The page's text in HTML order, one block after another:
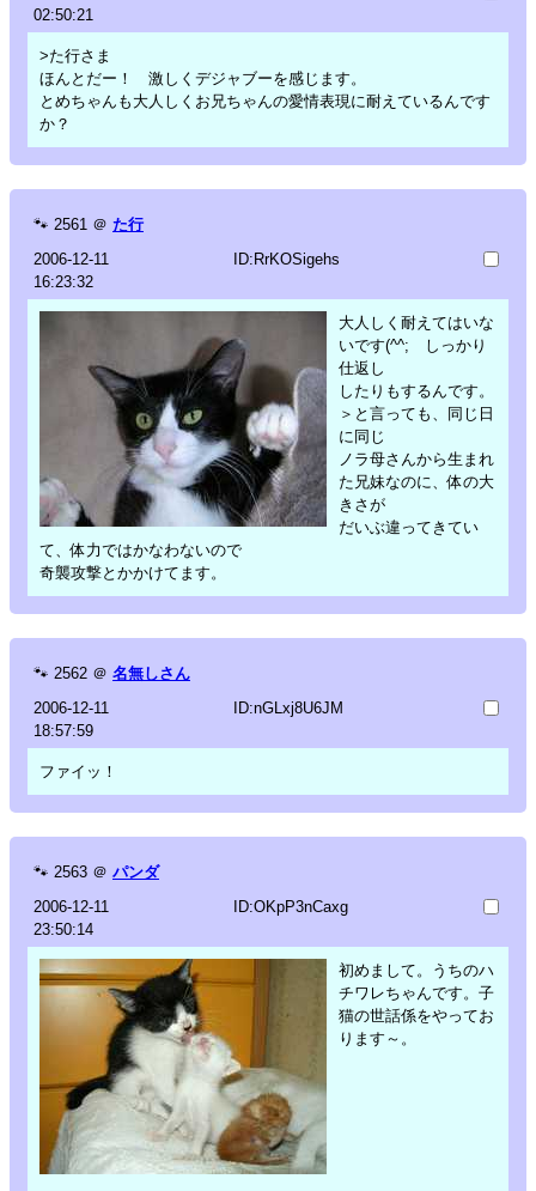
02:50:21
>た行さま
ほんとだー！ 激しくデジャブーを感じます。
とめちゃんも大人しくお兄ちゃんの愛情表現に耐えているんです
か？
🐾 2561 ＠ た行
2006-12-11
16:23:32
ID:RrKOSigehs
大人しく耐えてはいな
いです(^^; しっかり
仕返し
したりもするんです。
＞と言っても、同じ日
に同じ
ノラ母さんから生まれ
た兄妹なのに、体の大
きさが
だいぶ違ってきてい
て、体力ではかなわないので
奇襲攻撃とかかけてます。
🐾 2562 ＠ 名無しさん
2006-12-11
18:57:59
ID:nGLxj8U6JM
ファイッ！
🐾 2563 ＠ パンダ
2006-12-11
23:50:14
ID:OKpP3nCaxg
初めまして。うちのハ
チワレちゃんです。子
猫の世話係をやってお
ります～。